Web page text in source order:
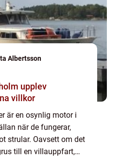
Albertsson
villkor
är en osynlig motor i
när de fungerar,
strular. Oavsett om det
till en villauppfart,